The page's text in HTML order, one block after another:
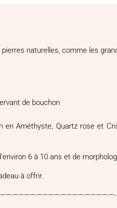
naturelles, comme les
de bouchon
Améthyste, Quartz rose et
6 à 10 ans et de
à offrir.